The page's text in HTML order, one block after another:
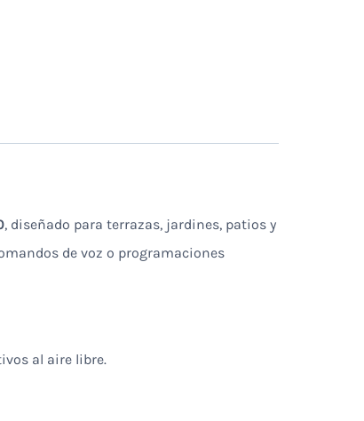
, diseñado para terrazas, jardines, patios y
de voz o programaciones
al aire libre.